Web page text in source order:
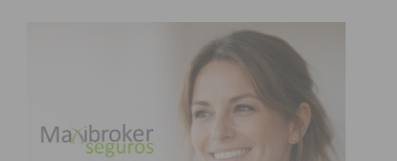
partilha de recursos entre os membros da
comunidade, uma maior eficiência das fontes
energéticas e a melhoria da qualidade de vida e o
combate à pobreza energética.